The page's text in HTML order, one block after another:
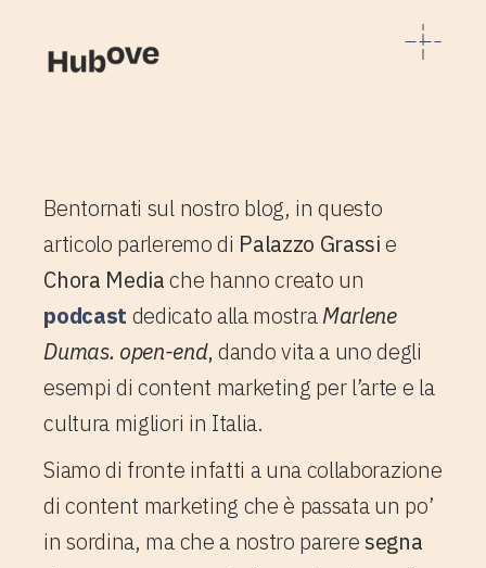
Bentornati sul nostro blog, in questo
articolo parleremo di Palazzo Grassie
Chora Mediache hanno creato un
podcast dedicato alla mostraMarlene
Dumas. open-end,dando vita a uno degli
esempi di content marketing per l’arte e la
cultura migliori in Italia.
Siamo di fronte infatti a una collaborazione
di content marketing che è passata un po’
in sordina, ma che a nostro pareresegna